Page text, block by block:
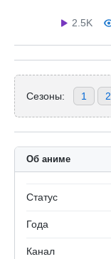
2.5K
Сезоны: 1 2
Об аниме
Статус
Года
Канал